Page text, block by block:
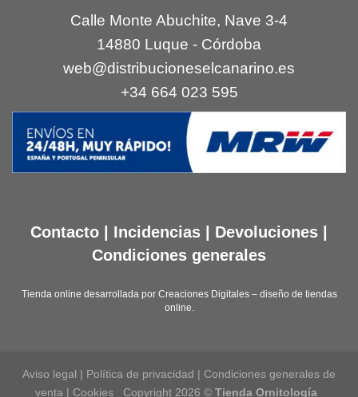
Calle Monte Abuchite, Nave 3-4
14880 Luque - Córdoba
web@distribucioneselcanarino.es
+34 664 023 595
Contacto Incidencias Devoluciones
Condiciones generales
Tienda online desarrollada por Creaciones Digitales – diseño de tiendas
online.
Aviso legal | Política de privacidad | Condiciones generales de
venta | CookiesCopyright 2026 © Tienda Ornitología